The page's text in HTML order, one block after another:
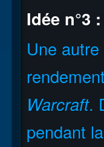
Idée n°3
Une
Warcraft.
pendant